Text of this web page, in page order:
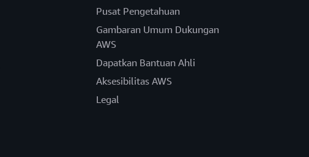
Pusat Pengetahuan
Gambaran Umum Dukungan
AWS
Dapatkan Bantuan Ahli
Aksesibilitas AWS
Legal